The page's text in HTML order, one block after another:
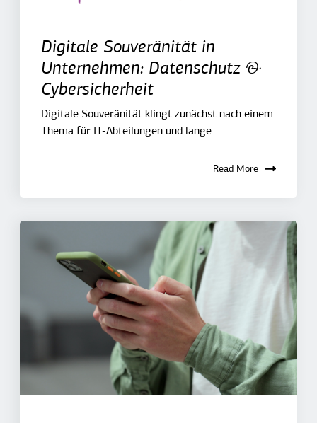
Digitale Souveränität in
Unternehmen: Datenschutz &
Cybersicherheit
Digitale Souveränität klingt zunächst nach einem
Thema für IT-Abteilungen und lange...
Read More